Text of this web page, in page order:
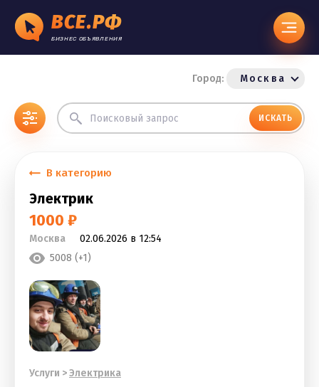
ВСЕ.РФ
БИЗНЕС ОБЪЯВЛЕНИЯ
Город: Москва
ИСКАТЬ
В категорию
Электрик
1000 ₽
Москва
02.06.2026 в 12:54
5008 (+1)
Услуги >Электрика